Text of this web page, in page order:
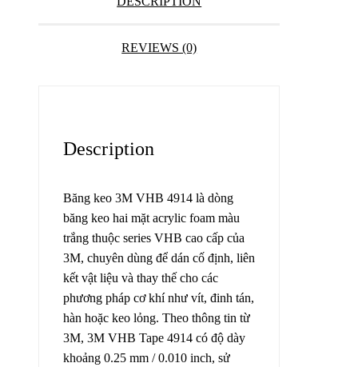
REVIEWS (0)
Description
Băng keo 3M VHB 4914 là dòng
băng keo hai mặt acrylic foam màu
trắng thuộc series VHB cao cấp của
3M, chuyên dùng để dán cố định, liên
kết vật liệu và thay thế cho các
phương pháp cơ khí như vít, đinh tán,
hàn hoặc keo lỏng. Theo thông tin từ
3M, 3M VHB Tape 4914 có độ dày
khoảng 0.25 mm / 0.010 inch, sử